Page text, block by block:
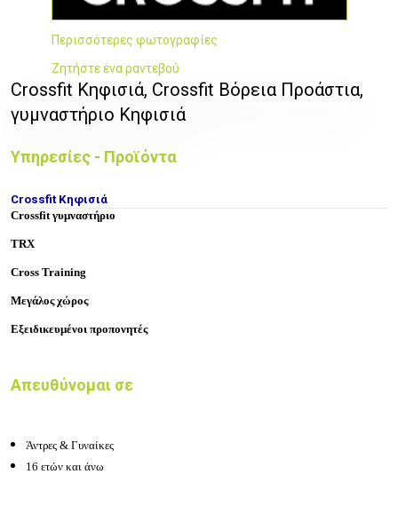
Περισσότερες φωτογραφίες
Ζητήστε ένα ραντεβού
Crossfit Κηφισιά, Crossfit Βόρεια Προάστια,
γυμναστήριο Κηφισιά
Υπηρεσίες - Προϊόντα
Crossfit Κηφισιά
Crossfit γυμναστήριο
TRX
Cross Training
Μεγάλος χώρος
Εξειδικευμένοι προπονητές
Απευθύνομαι σε
Άντρες & Γυναίκες
16 ετών και άνω